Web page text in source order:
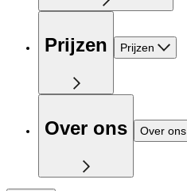
Prijzen Prijzen
Over ons Over ons